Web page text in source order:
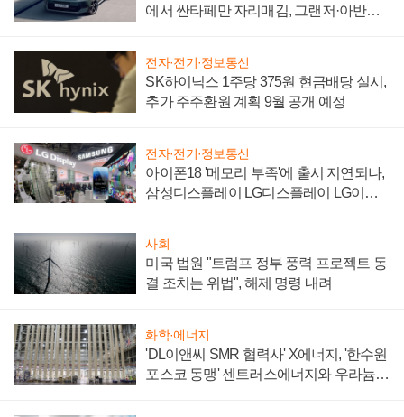
에서 싼타페만 자리매김, 그랜저·아반떼
전자·전기·정보통신
SK하이닉스 1주당 375원 현금배당 실시,
추가 주주환원 계획 9월 공개 예정
전자·전기·정보통신
아이폰18 '메모리 부족'에 출시 지연되나,
삼성디스플레이 LG디스플레이 LG이노
사회
미국 법원 "트럼프 정부 풍력 프로젝트 동
결 조치는 위법", 해제 명령 내려
화학·에너지
'DL이앤씨 SMR 협력사' X에너지, '한수원
포스코 동맹' 센트러스에너지와 우라늄